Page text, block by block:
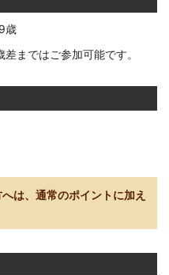
歳
まではご参加可能です。
は、通常のポイントに加え